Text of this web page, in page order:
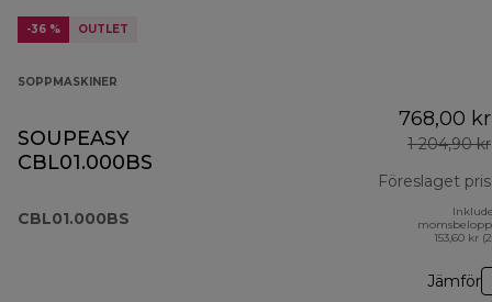
-36 % OUTLET
SOPPMASKINER
SOUPEASY
CBL01.000BS
CBL01.000BS
768,00 kr
1 204,90 kr
Föreslaget pris
153,60 kr
Jämför